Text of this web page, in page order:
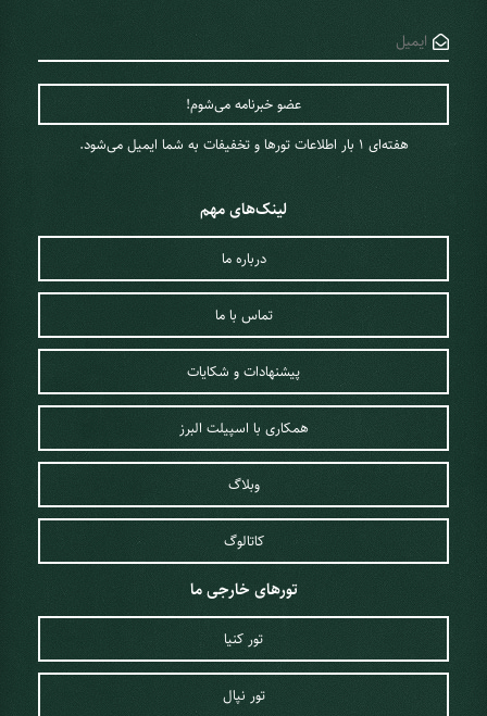
هفته‌ای 1 ‌بار اطلاعات تورها و تخفیفات به شما ایمیل می‌شود.
لینک‌های مهم
درباره ما
تماس با ما
پیشنهادات و شکایات
همکاری با اسپیلت البرز
وبلاگ
کاتالوگ
تورهای خارجی ما
تور کنیا
تور نپال